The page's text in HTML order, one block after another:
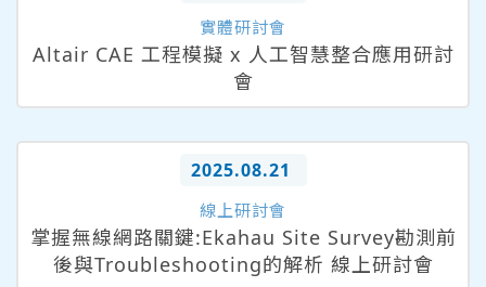
實體研討會
Altair CAE 工程模擬 x 人工智慧整合應用研討
會
2025.08.21
線上研討會
掌握無線網路關鍵:Ekahau Site Survey勘測前
後與Troubleshooting的解析 線上研討會